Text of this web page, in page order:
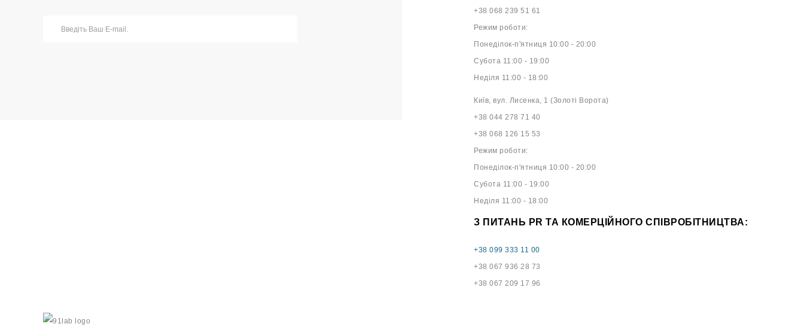
+38 068 239 51 61
Режим роботи:
Понеділок-п'ятниця 10:00 - 20:00
Субота 11:00 - 19:00
Неділя 11:00 - 18:00
Київ, вул. Лисенка, 1 (Золоті Ворота)
+38 044 278 71 40
+38 068 126 15 53
Режим роботи:
Понеділок-п'ятниця 10:00 - 20:00
Субота 11:00 - 19:00
Неділя 11:00 - 18:00
З ПИТАНЬ PR ТА КОМЕРЦІЙНОГО СПІВРОБІТНИЦТВА:
+38 099 333 11 00
+38 067 936 28 73
+38 067 209 17 96